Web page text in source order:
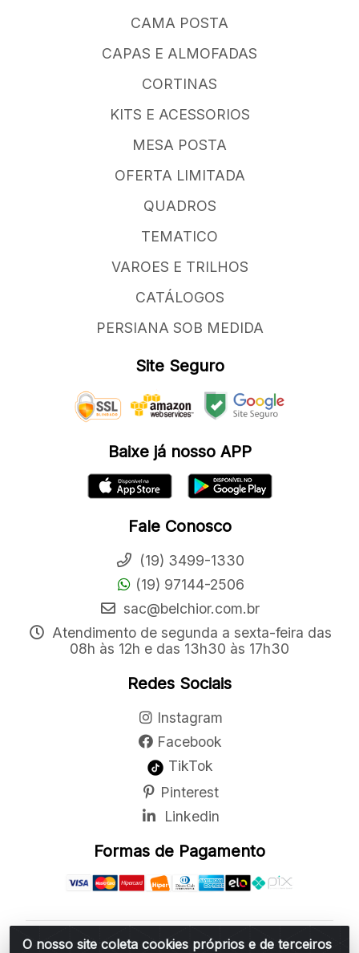
O nosso site coleta cookies próprios e de terceiros
CAMA POSTA
CAPAS E ALMOFADAS
CORTINAS
KITS E ACESSORIOS
MESA POSTA
OFERTA LIMITADA
QUADROS
TEMATICO
VAROES E TRILHOS
CATÁLOGOS
PERSIANA SOB MEDIDA
Site Seguro
Baixe já nosso APP
Fale Conosco
(19) 3499-1330
(19) 97144-2506
sac@belchior.com.br
Atendimento de segunda a sexta-feira das
08h às 12h e das 13h30 às 17h30
Redes Sociais
Instagram
Facebook
TikTok
Pinterest
Linkedin
Formas de Pagamento
Belchior Cortinas e Acessórios LTDA - R: Rua